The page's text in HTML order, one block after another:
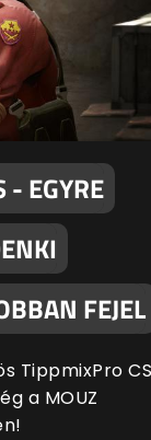
- EGYRE
FEJEL
TippmixPro
a MOUZ